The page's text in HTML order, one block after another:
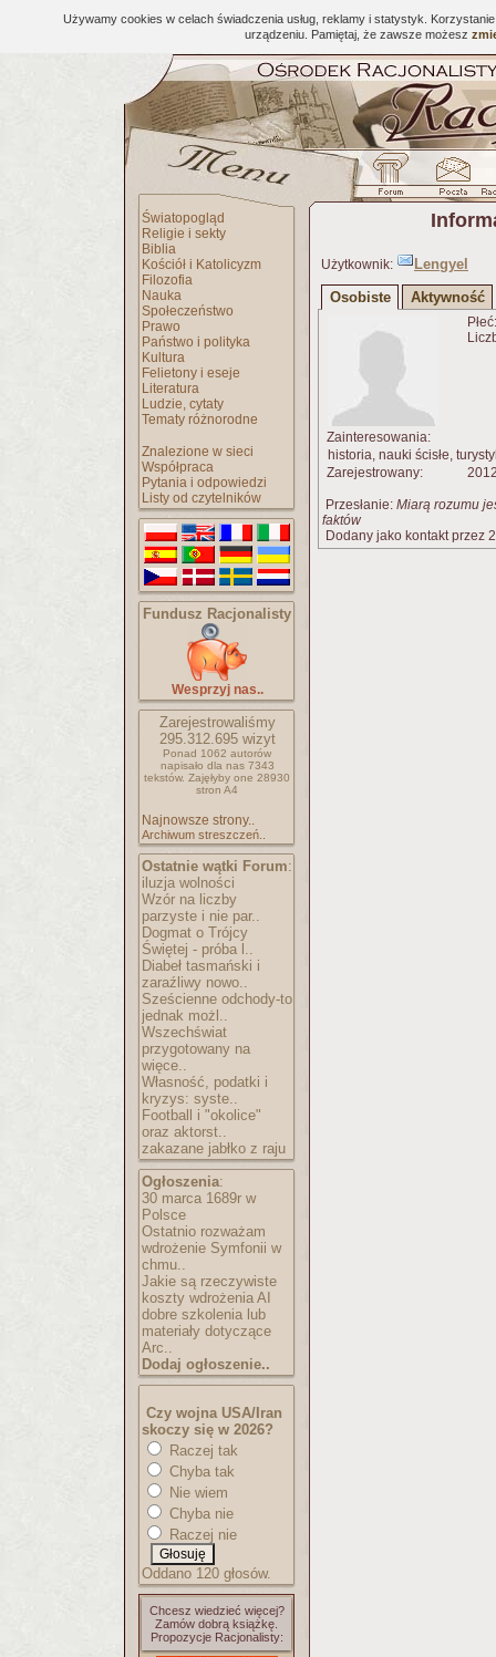
Używamy cookies w celach świadczenia usług, reklamy i statystyk.
urządzeniu. Pamiętaj, że zawsze możesz
Światopogląd
Religie i sekty
Biblia
Kościół i Katolicyzm
Filozofia
Nauka
Społeczeństwo
Prawo
Państwo i polityka
Kultura
Felietony i eseje
Literatura
Ludzie, cytaty
Tematy różnorodne
Znalezione w sieci
Współpraca
Pytania i odpowiedzi
Listy od czytelników
Fundusz Racjonalisty
Wesprzyj nas..
Zarejestrowaliśmy
295.312.695wizyt
Ponad 1062 autorów
napisało dla nas 7343
tekstów. Zajęłyby one 28930
stron A4
Najnowsze strony..
Archiwum streszczeń..
Ostatnie wątki Forum:
iluzja wolności
Wzór na liczby
parzyste i nie par..
Dogmat o Trójcy
Świętej - próba l..
Diabeł tasmański i
zaraźliwy nowo..
Sześcienne odchody-to
jednak możl..
Wszechświat
przygotowany na
więce..
Własność, podatki i
kryzys: syste..
Football i "okolice"
oraz aktorst..
zakazane jabłko z raju
Ogłoszenia:
30 marca 1689r w
Polsce
Ostatnio rozważam
wdrożenie Symfonii w
chmu..
Jakie są rzeczywiste
koszty wdrożenia AI
dobre szkolenia lub
materiały dotyczące
Arc..
Dodaj ogłoszenie..
Czy wojna USA/Iran
skoczy się w 2026?
Raczej tak
Chyba tak
Nie wiem
Chyba nie
Raczej nie
Oddano 120 głosów.
Chcesz wiedzieć więcej?
Zamów dobrą książkę.
Propozycje Racjonalisty:
Użytkownik:
Lengyel
Osobiste
Aktywność
Zainteresowania:
historia, nauki ścisłe,
Zarejestrowany:
Przesłanie: Miarą rozumu
faktów
Dodany jako kontakt przez